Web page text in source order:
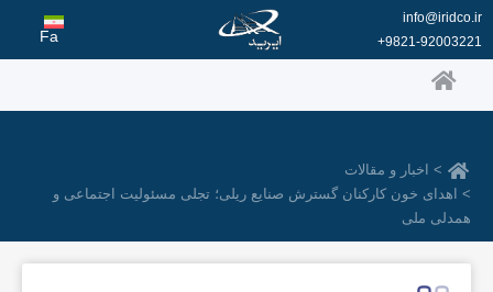
پرش
محتوا
info@iridco.ir
9821-92003221+
Fa
> اخبار و مقالات
> اهدای خون کارکنان گسترش صنایع ریلی؛ تجلی مسئولیت اجتماعی و
همدلی ملی